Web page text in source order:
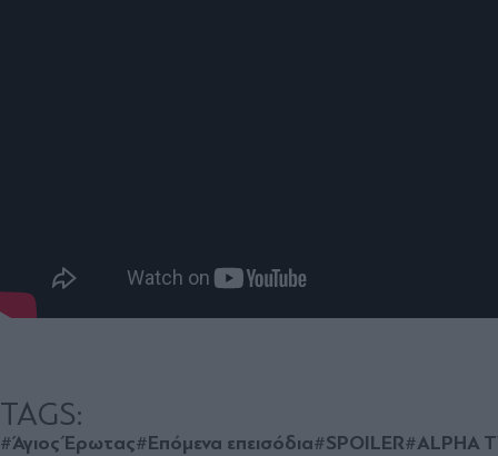
TAGS:
#Άγιος Έρωτας#Επόμενα επεισόδια#SPOILER#ALPHA